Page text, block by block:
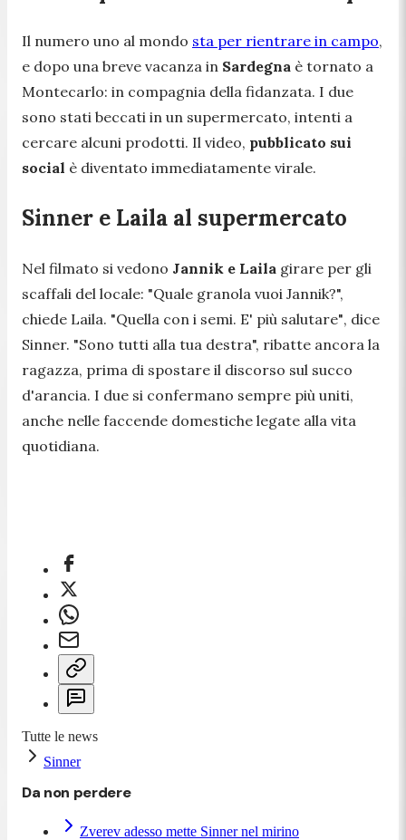
Il numero uno al mondo sta per rientrare in campo,
e dopo una breve vacanza in Sardegna è tornato a
Montecarlo: in compagnia della fidanzata. I due
sono stati beccati in un supermercato, intenti a
cercare alcuni prodotti. Il video, pubblicato sui
social è diventato immediatamente virale.
Sinner e Laila al supermercato
Nel filmato si vedono Jannik e Laila girare per gli
scaffali del locale: "Quale granola vuoi Jannik?",
chiede Laila. "Quella con i semi. E' più salutare", dice
Sinner. "Sono tutti alla tua destra", ribatte ancora la
ragazza, prima di spostare il discorso sul succo
d'arancia. I due si confermano sempre più uniti,
anche nelle faccende domestiche legate alla vita
quotidiana.
Tutte le news
Sinner
Da non perdere
Zverev adesso mette Sinner nel mirino